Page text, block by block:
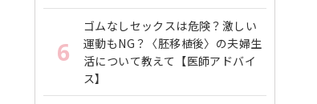
6
ゴムなしセックスは危険？激しい
運動もNG？〈胚移植後〉の夫婦生
活について教えて【医師アドバイ
ス】